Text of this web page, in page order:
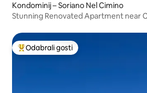
Kondominij – Soriano Nel Cimino
Stunning Renovated Apartment near
Među najviše rangiranima s oznakom
Odabrali gosti